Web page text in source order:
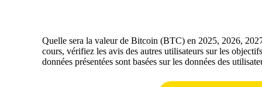
Quelle sera la valeur de Bitcoin (BTC) en 2025, 2026,
cours, vérifiez les avis des autres utilisateurs sur les
données présentées sont basées sur les données des